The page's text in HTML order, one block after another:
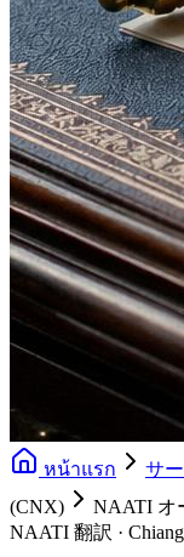
หน้าแรก サ
(CNX)
NAATI オ
NAATI 翻訳 ·